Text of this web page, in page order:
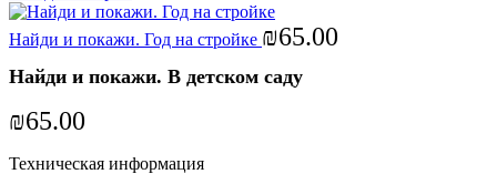
Найди и покажи. Год на стройке ₪65.00
Найди и покажи. В детском саду
₪65.00
Техническая информация